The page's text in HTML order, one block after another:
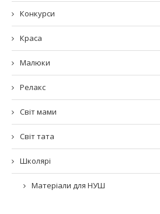
Конкурси
Краса
Малюки
Релакс
Світ мами
Світ тата
Школярі
Матеріали для НУШ